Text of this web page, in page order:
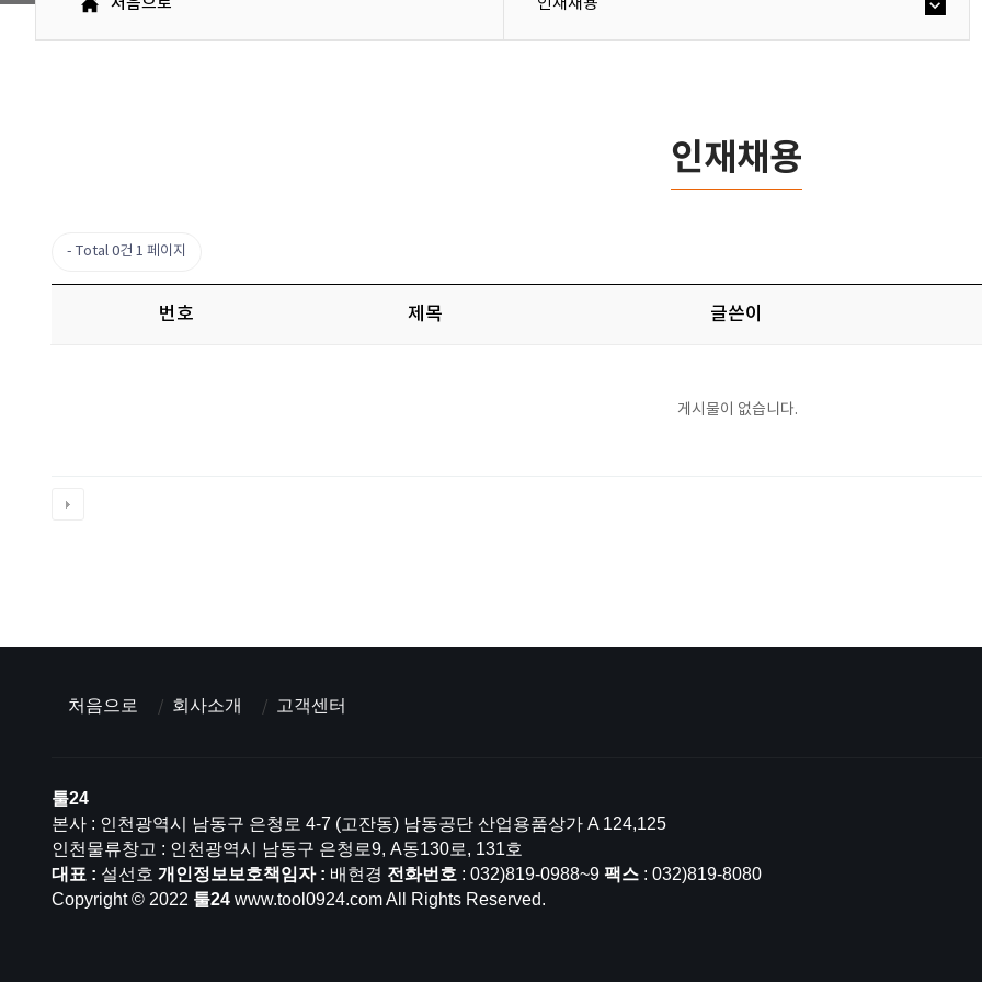
처음으로 인재채용
인재채용
Total 0건 1 페이지
번호 제목 글쓴이
게시물이 없습니다.
처음으로 회사소개 고객센터
툴24
본사 : 인천광역시 남동구 은청로 4-7 (고잔동) 남동공단 산업용품상가 A 124,125
인천물류창고 : 인천광역시 남동구 은청로9, A동130로, 131호
대표 : 설선호 개인정보보호책임자 : 배현경 전화번호 : 032)819-0988~9 팩스 : 032)819-8080
Copyright © 2022 툴24 www.tool0924.com All Rights Reserved.